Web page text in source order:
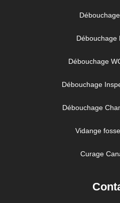
Débouchage
Débouchage
Débouchage
Débouchage
Vidange
Curage